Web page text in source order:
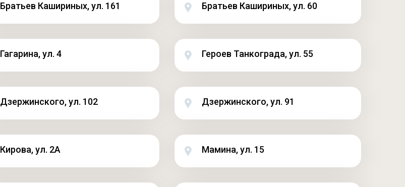
Братьев Кашириных, ул. 161 Братьев Кашириных, ул. 60
Гагарина, ул. 4 Героев Танкограда, ул. 55
Дзержинского, ул. 102 Дзержинского, ул. 91
Кирова, ул. 2А Мамина, ул. 15